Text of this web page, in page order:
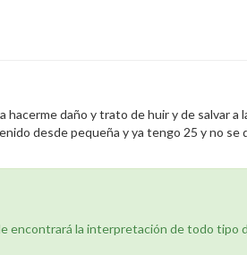
hacerme daño y trato de huir y de salvar
desde pequeña y ya tengo 25 y no se
la interpretación de todo tipo